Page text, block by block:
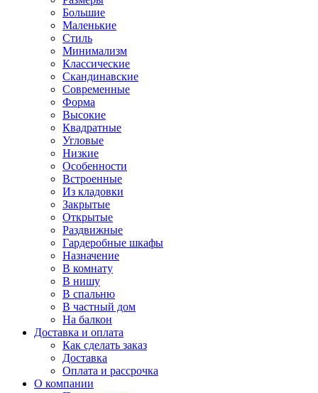
Большие
Маленькие
Стиль
Минимализм
Классические
Скандинавские
Современные
Форма
Высокие
Квадратные
Угловые
Низкие
Особенности
Встроенные
Из кладовки
Закрытые
Открытые
Раздвижные
Гардеробные шкафы
Назначение
В комнату
В нишу
В спальню
В частный дом
На балкон
Доставка и оплата
Как сделать заказ
Доставка
Оплата и рассрочка
О компании